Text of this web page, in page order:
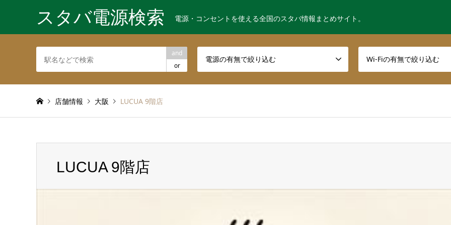
スタバ電源検索 電源・コンセントを使える全国のスタバ情報まとめサイト。
and
or
電源の有無で絞り込む Wi-Fiの有無で絞り込む
店舗情報 大阪 LUCUA 9階店
LUCUA 9階店